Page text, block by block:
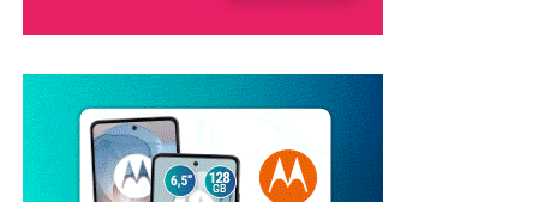
Crece la polémica por los controles
viales
La controversia se produce en medio de reclamos por el
estado de las rutas nacionales y el funcionamiento de los
sistemas de fiscalización.